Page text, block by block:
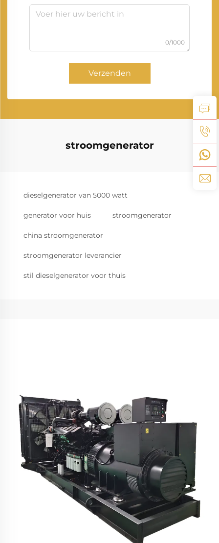
0/1000
Verzenden
stroomgenerator
dieselgenerator van 5000 watt
generator voor huis stroomgenerator
china stroomgenerator
stroomgenerator leverancier
stil dieselgenerator voor thuis